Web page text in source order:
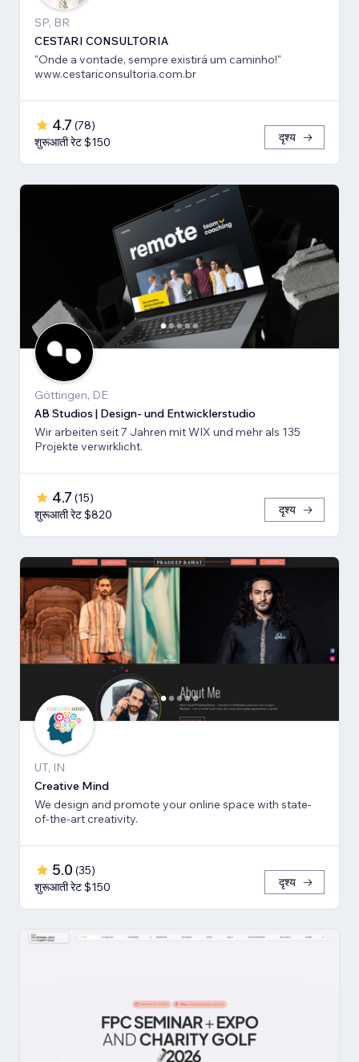
SP, BR
CESTARI CONSULTORIA
"Onde a vontade, sempre existirá um caminho!"
www.cestariconsultoria.com.br
4.7 (78)
शुरूआती रेट $150
दृश्य
Göttingen, DE
AB Studios | Design- und Entwicklerstudio
Wir arbeiten seit 7 Jahren mit WIX und mehr als 135
Projekte verwirklicht.
4.7 (15)
शुरूआती रेट $820
दृश्य
UT, IN
Creative Mind
We design and promote your online space with state-
of-the-art creativity.
5.0 (35)
शुरूआती रेट $150
दृश्य